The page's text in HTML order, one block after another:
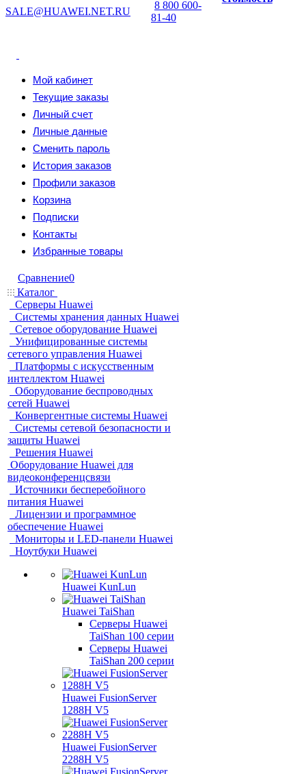
SALE@HUAWEI.NET.RU
8 800 600-
81-40
Мой кабинет
Текущие заказы
Личный счет
Личные данные
Сменить пароль
История заказов
Профили заказов
Корзина
Подписки
Контакты
Избранные товары
Сравнение0
Каталог
Серверы Huawei
Системы хранения данных Huawei
Сетевое оборудование Huawei
Унифицированные системы
сетевого управления Huawei
Платформы с искусственным
интеллектом Huawei
Оборудование беспроводных
сетей Huawei
Конвергентные системы Huawei
Системы сетевой безопасности и
защиты Huawei
Решения Huawei
Оборудование Huawei для
видеоконференцсвязи
Источники бесперебойного
питания Huawei
Лицензии и программное
обеспечение Huawei
Мониторы и LED-панели Huawei
Ноутбуки Huawei
Huawei KunLun
Huawei TaiShan
Серверы Huawei
TaiShan 100 серии
Серверы Huawei
TaiShan 200 серии
Huawei FusionServer
1288H V5
Huawei FusionServer
2288H V5